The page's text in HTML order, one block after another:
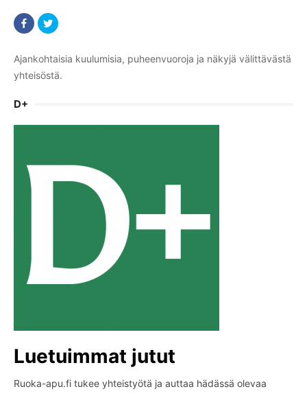
Ajankohtaisia kuulumisia, puheenvuoroja ja näkyjä välittävästä
yhteisöstä.
D+
Luetuimmat jutut
Ruoka-apu.fi tukee yhteistyötä ja auttaa hädässä olevaa